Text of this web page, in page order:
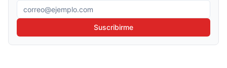
Correo electrónico
Suscribirme